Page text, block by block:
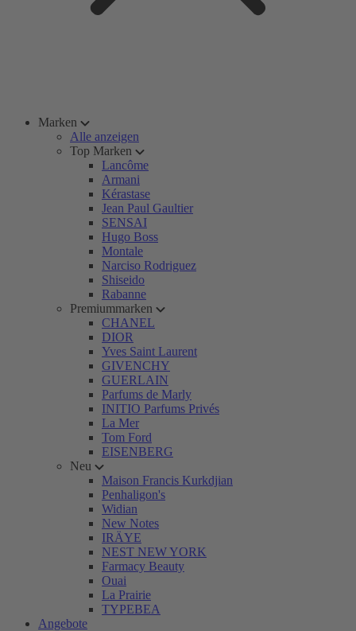
Marken
Alle anzeigen
Top Marken
Lancôme
Armani
Kérastase
Jean Paul Gaultier
SENSAI
Hugo Boss
Montale
Narciso Rodriguez
Shiseido
Rabanne
Premiummarken
CHANEL
DIOR
Yves Saint Laurent
GIVENCHY
GUERLAIN
Parfums de Marly
INITIO Parfums Privés
La Mer
Tom Ford
EISENBERG
Neu
Maison Francis Kurkdjian
Penhaligon's
Widian
New Notes
IRÄYE
NEST NEW YORK
Farmacy Beauty
Ouai
La Prairie
TYPEBEA
Angebote